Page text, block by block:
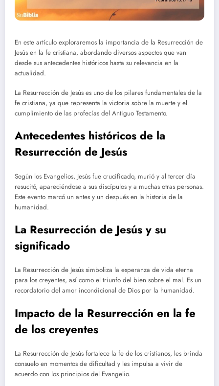
En este artículo exploraremos la importancia de la Resurrección de
Jesús en la fe cristiana, abordando diversos aspectos que van
desde sus antecedentes históricos hasta su relevancia en la
actualidad.
La Resurrección de Jesús es uno de los pilares fundamentales de la
fe cristiana, ya que representa la victoria sobre la muerte y el
cumplimiento de las profecías del Antiguo Testamento.
Antecedentes históricos de la
Resurrección de Jesús
Según los Evangelios, Jesús fue crucificado, murió y al tercer día
resucitó, apareciéndose a sus discípulos y a muchas otras personas.
Este evento marcó un antes y un después en la historia de la
humanidad.
La Resurrección de Jesús y su
significado
La Resurrección de Jesús simboliza la esperanza de vida eterna
para los creyentes, así como el triunfo del bien sobre el mal. Es un
recordatorio del amor incondicional de Dios por la humanidad.
Impacto de la Resurrección en la fe
de los creyentes
La Resurrección de Jesús fortalece la fe de los cristianos, les brinda
consuelo en momentos de dificultad y les impulsa a vivir de
acuerdo con los principios del Evangelio.